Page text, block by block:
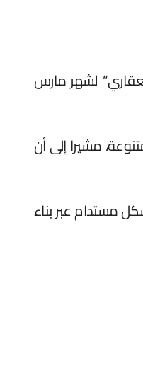
لشهر مارس
مشيرا إلى أن
الحلول السكنية والتمويلية بشكل مستدام عبر بناء